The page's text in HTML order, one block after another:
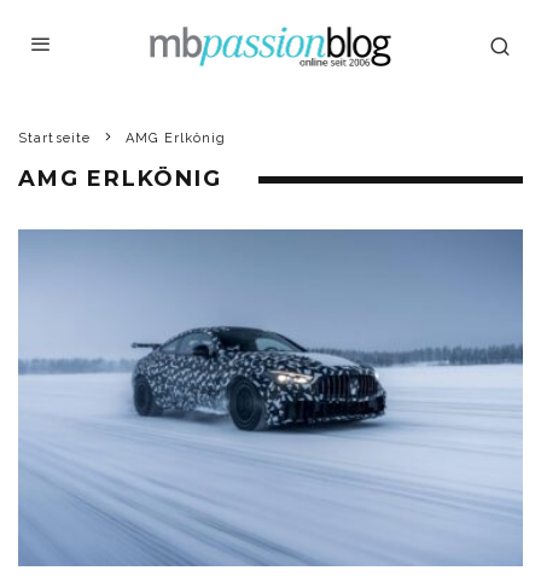
Startseite AMG Erlkönig
AMG ERLKÖNIG